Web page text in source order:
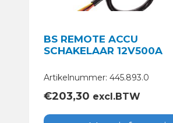
BS REMOTE ACCU
SCHAKELAAR 12V500A
Artikelnummer: 445.893.0
€203,30 excl.BTW